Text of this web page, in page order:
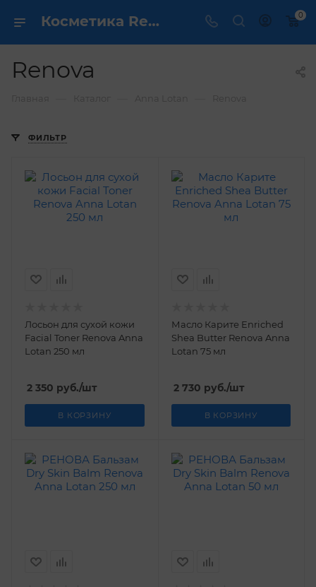
Косметика Renova Anna Lotan - купить в интернет магазине ✔️ по выгодной цене 0
Renova
ФИЛЬТР
Лосьон для сухой кожи
Facial Toner Renova Anna
Lotan 250 мл
2 350 руб./шт
В КОРЗИНУ
Масло Карите Enriched
Shea Butter Renova Anna
Lotan 75 мл
2 730 руб./шт
В КОРЗИНУ